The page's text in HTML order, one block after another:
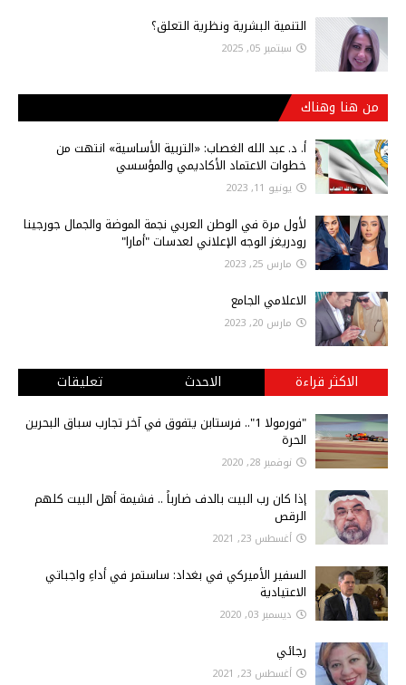
التنمية البشرية ونظرية التعلق؟
سبتمبر 05, 2025
من هنا وهناك
أ‌. د. عبد الله الغصاب: «التربية الأساسية» انتهت من
خطوات الاعتماد الأكاديمي والمؤسسي
يونيو 11, 2023
لأول مرة في الوطن العربي نجمة الموضة والجمال جورجينا
رودريغز الوجه الإعلاني لعدسات "أمارا"
مارس 25, 2023
الاعلامي الجامع
مارس 20, 2023
الاكثر قراءة الاحدث تعليقات
"فورمولا 1".. فرستابن يتفوق في آخر تجارب سباق البحرين
الحرة
نوفمبر 28, 2020
إذا كان رب البيت بالدف ضارباً .. فشيمة أهل البيت كلهم
الرقص
أغسطس 23, 2021
السفير الأميركي في بغداد: ساستمر في أداءِ واجباتي
الاعتيادية
ديسمبر 03, 2020
رجائي
أغسطس 23, 2021